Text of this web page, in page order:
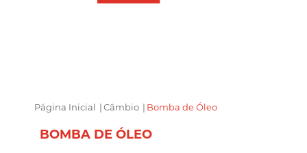
Página Inicial |Câmbio | Bomba de Óleo
BOMBA DE ÓLEO